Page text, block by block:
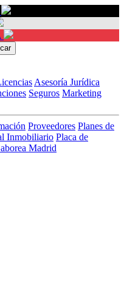
Asesoría Jurídica
Seguros Marketing
Proveedores Planes de
Inmobiliario Placa de
Madrid